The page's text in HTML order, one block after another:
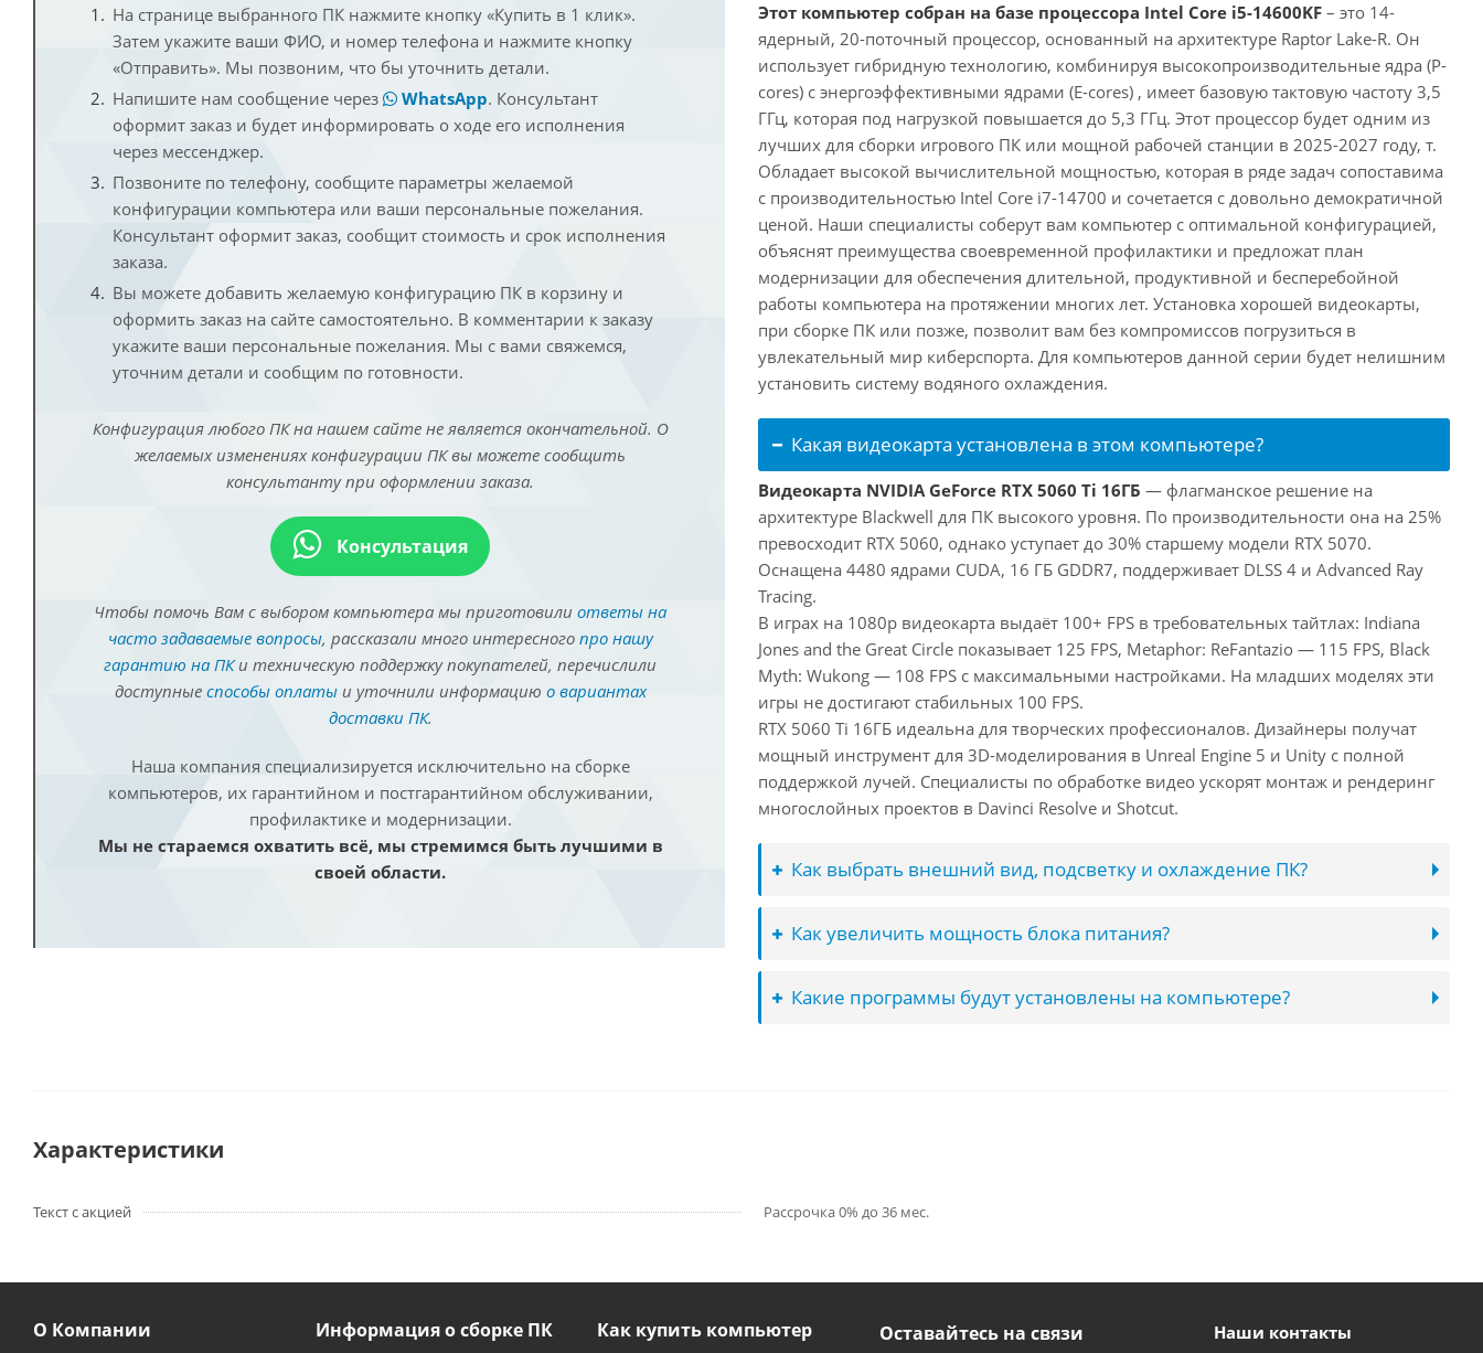
На странице выбранного ПК нажмите кнопку «Купить в 1 клик».
Затем укажите ваши ФИО, и номер телефона и нажмите кнопку
«Отправить». Мы позвоним, что бы уточнить детали.
Напишите нам сообщение через
WhatsApp. Консультант
оформит заказ и будет информировать о ходе его исполнения
через мессенджер.
Позвоните по телефону, сообщите параметры желаемой
конфигурации компьютера или ваши персональные пожелания.
Консультант оформит заказ, сообщит стоимость и срок исполнения
заказа.
Вы можете добавить желаемую конфигурацию ПК в корзину и
оформить заказ на сайте самостоятельно. В комментарии к заказу
укажите ваши персональные пожелания. Мы с вами свяжемся,
уточним детали и сообщим по готовности.
Конфигурация любого ПК на нашем сайте не является окончательной. О
желаемых изменениях конфигурации ПК вы можете сообщить
консультанту при оформлении заказа.
Консультация
Чтобы помочь Вам с выбором компьютера мы приготовили ответы на
часто задаваемые вопросы, рассказали много интересного про нашу
гарантию на ПКи техническую поддержку покупателей, перечислили
доступные способы оплатыи уточнили информацию о вариантах
доставки ПК.
Наша компания специализируется исключительно на сборке
компьютеров, их гарантийном и постгарантийном обслуживании,
профилактике и модернизации.
Мы не стараемся охватить всё, мы стремимся быть лучшими в
своей области.
Этот компьютер собран на базе процессора Intel Core i5-14600KF – это 14-
ядерный, 20-поточный процессор, основанный на архитектуре Raptor Lake-R. Он
использует гибридную технологию, комбинируя высокопроизводительные ядра (P-
cores) с энергоэффективными ядрами (E-cores) , имеет базовую тактовую частоту 3,5
ГГц, которая под нагрузкой повышается до 5,3 ГГц. Этот процессор будет одним из
лучших для сборки игрового ПК или мощной рабочей станции в 2025-2027 году, т.
Обладает высокой вычислительной мощностью, которая в ряде задач сопоставима
с производительностью Intel Core i7-14700 и сочетается с довольно демократичной
ценой. Наши специалисты соберут вам компьютер с оптимальной конфигурацией,
объяснят преимущества своевременной профилактики и предложат план
модернизации для обеспечения длительной, продуктивной и бесперебойной
работы компьютера на протяжении многих лет. Установка хорошей видеокарты,
при сборке ПК или позже, позволит вам без компромиссов погрузиться в
увлекательный мир киберспорта. Для компьютеров данной серии будет нелишним
установить систему водяного охлаждения.
Какая видеокарта установлена в этом компьютере?
Видеокарта NVIDIA GeForce RTX 5060 Ti 16ГБ — флагманское решение на
архитектуре Blackwell для ПК высокого уровня. По производительности она на 25%
превосходит RTX 5060, однако уступает до 30% старшему модели RTX 5070.
Оснащена 4480 ядрами CUDA, 16 ГБ GDDR7, поддерживает DLSS 4 и Advanced Ray
Tracing.
В играх на 1080p видеокарта выдаёт 100+ FPS в требовательных тайтлах: Indiana
Jones and the Great Circle показывает 125 FPS, Metaphor: ReFantazio — 115 FPS, Black
Myth: Wukong — 108 FPS с максимальными настройками. На младших моделях эти
игры не достигают стабильных 100 FPS.
RTX 5060 Ti 16ГБ идеальна для творческих профессионалов. Дизайнеры получат
мощный инструмент для 3D-моделирования в Unreal Engine 5 и Unity с полной
поддержкой лучей. Специалисты по обработке видео ускорят монтаж и рендеринг
многослойных проектов в Davinci Resolve и Shotcut.
Как выбрать внешний вид, подсветку и охлаждение ПК?
Как увеличить мощность блока питания?
Какие программы будут установлены на компьютере?
Характеристики
Текст с акцией Рассрочка 0% до 36 мес.
О Компании Информация о сборке ПК Как купить компьютер Оставайтесь на связи Наши контакты